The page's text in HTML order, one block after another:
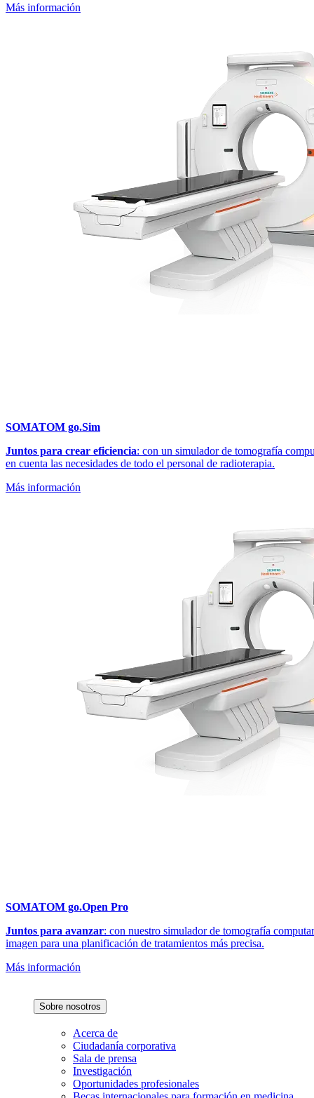
Más información
SOMATOM go.Sim
Juntos para crear eficiencia: con un simulador de tomografía
en cuenta las necesidades de todo el personal de radioterapia.
Más información
SOMATOM go.Open Pro
Juntos para avanzar: con nuestro simulador de tomografía
imagen para una planificación de tratamientos más precisa.
Más información
Sobre nosotros
Acerca de
Ciudadanía corporativa
Sala de prensa
Investigación
Oportunidades profesionales